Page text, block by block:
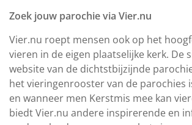
Zoek jouw parochie via Vier.nu
Vier.nu roept mensen ook op het
vieren in de eigen plaatselijke kerk. De
website van de dichtstbijzijnde
het vieringenrooster van de parochies
en wanneer men Kerstmis mee kan
biedt Vier.nu andere inspirerende en